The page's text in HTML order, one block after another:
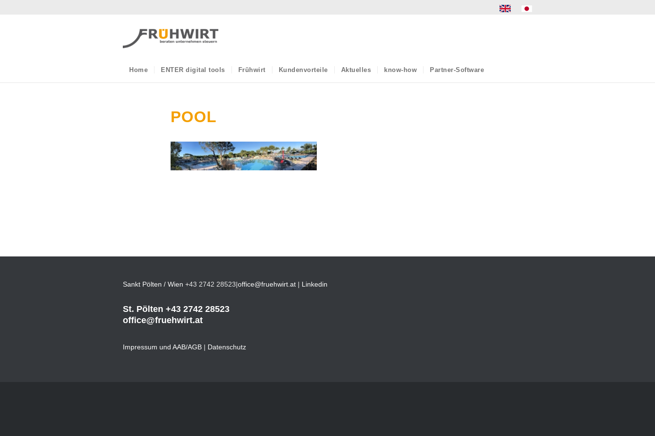
Home ENTER digital tools Frühwirt Kundenvorteile Aktuelles know-how Partner-Software
POOL
Sankt Pölten / Wien +43 2742 28523|office@fruehwirt.at | Linkedin
St. Pölten +43 2742 28523
office@fruehwirt.at
Impressum und AAB/AGB | Datenschutz